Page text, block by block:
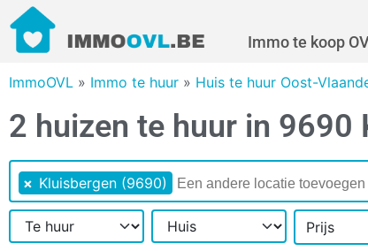
Immo te koop
ImmoOVL » Immo te huur » Huis te huur Oost-
2 huizen te huur in 9690
× Kluisbergen (9690)
Prijs